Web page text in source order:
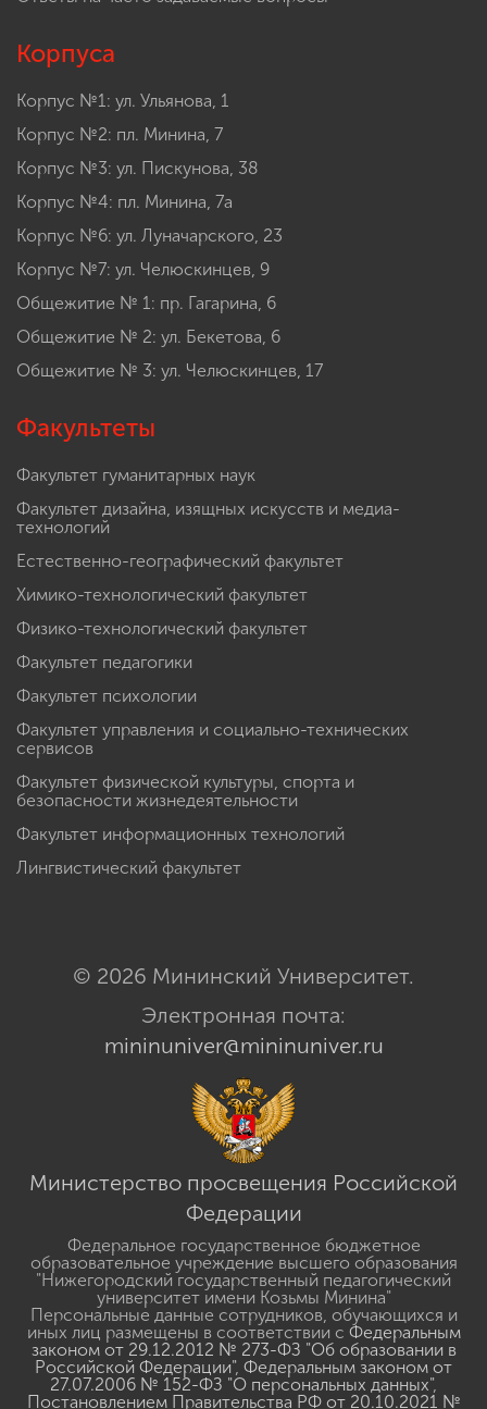
Корпуса
Корпус №1: ул. Ульянова, 1
Корпус №2: пл. Минина, 7
Корпус №3: ул. Пискунова, 38
Корпус №4: пл. Минина, 7а
Корпус №6: ул. Луначарского, 23
Корпус №7: ул. Челюскинцев, 9
Общежитие № 1: пр. Гагарина, 6
Общежитие № 2: ул. Бекетова, 6
Общежитие № 3: ул. Челюскинцев, 17
Факультеты
Факультет гуманитарных наук
Факультет дизайна, изящных искусств и медиа-
технологий
Естественно-географический факультет
Химико-технологический факультет
Физико-технологический факультет
Факультет педагогики
Факультет психологии
Факультет управления и социально-технических
сервисов
Факультет физической культуры, спорта и
безопасности жизнедеятельности
Факультет информационных технологий
Лингвистический факультет
© 2026 Мининский Университет.
Электронная почта:
mininuniver@mininuniver.ru
Министерство просвещения Российской
Федерации
Федеральное государственное бюджетное
образовательное учреждение высшего образования
"Нижегородский государственный педагогический
университет имени Козьмы Минина"
Персональные данные сотрудников, обучающихся и
иных лиц размещены в соответствии с Федеральным
законом от 29.12.2012 № 273-ФЗ "Об образовании в
Российской Федерации", Федеральным законом от
27.07.2006 № 152-ФЗ "О персональных данных",
Постановлением Правительства РФ от 20.10.2021 №